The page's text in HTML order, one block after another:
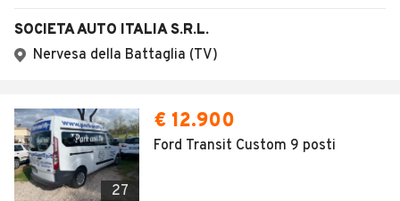
SOCIETA AUTO ITALIA S.R.L.
Nervesa della Battaglia (TV)
27
€ 12.900
Ford Transit Custom 9 posti